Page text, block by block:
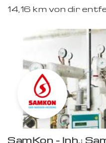
14,16 km von dir
SamKon - Inh.: